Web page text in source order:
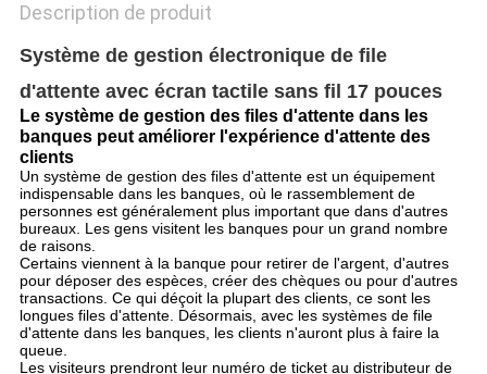
Description de produit
Système de gestion électronique de file
d'attente avec écran tactile sans fil 17 pouces
Le système de gestion des files d'attente dans les
banques peut améliorer l'expérience d'attente des
clients
Un système de gestion des files d'attente est un équipement
indispensable dans les banques, où le rassemblement de
personnes est généralement plus important que dans d'autres
bureaux. Les gens visitent les banques pour un grand nombre
de raisons.
Certains viennent à la banque pour retirer de l'argent, d'autres
pour déposer des espèces, créer des chèques ou pour d'autres
transactions. Ce qui déçoit la plupart des clients, ce sont les
longues files d'attente. Désormais, avec les systèmes de file
d'attente dans les banques, les clients n'auront plus à faire la
queue.
Les visiteurs prendront leur numéro de ticket au distributeur de